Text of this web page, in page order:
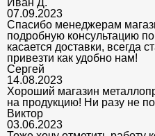
07.09.2023
Спасибо менеджерам
подробную консультацию
касается доставки, всегда
привезти как удобно нам!
Сергей
14.08.2023
Хороший магазин
на продукцию! Ни разу не
Виктор
03.06.2023